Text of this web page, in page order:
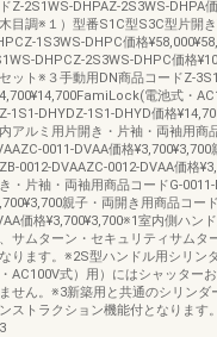
Z-2S1WS-DHPAZ-2S3WS-DHPA
木目調※１）型番S1C型S3C型片開
1S3WS-DHPC価格
DHPCZ-2S3WS-DHPC価格
ット※３手動用DN商品コードZ-
電池式・
Z-1S1-DHYDZ-1S1-DHYD価格
アルミ用片開き・片袖・両袖用商
0011-DVAA価格
ZB-0012-DVAAZC-0012-DVAA価格
・片袖・両袖用商品コードG-
親子・両開き用商品コー
価格¥3,700¥3,700※1室内側ハン
サムターン・セキュリティサムタ
ります。※2S型ハンドル用シリン
AC100V式）用）にはシャッター
せん。※3新築用と共通のシリンダ
ストラクション機能付となります